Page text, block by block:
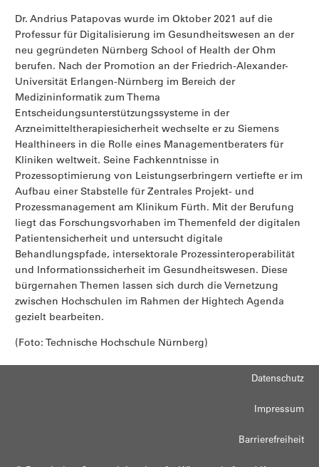
Dr. Andrius Patapovas wurde im Oktober 2021 auf die
Professur für Digitalisierung im Gesundheitswesen an der
neu gegründeten Nürnberg School of Health der Ohm
berufen. Nach der Promotion an der Friedrich-Alexander-
Universität Erlangen-Nürnberg im Bereich der
Medizininformatik zum Thema
Entscheidungsunterstützungssysteme in der
Arzneimitteltherapiesicherheit wechselte er zu Siemens
Healthineers in die Rolle eines Managementberaters für
Kliniken weltweit. Seine Fachkenntnisse in
Prozessoptimierung von Leistungserbringern vertiefte er im
Aufbau einer Stabstelle für Zentrales Projekt- und
Prozessmanagement am Klinikum Fürth. Mit der Berufung
liegt das Forschungsvorhaben im Themenfeld der digitalen
Patientensicherheit und untersucht digitale
Behandlungspfade, intersektorale Prozessinteroperabilität
und Informationssicherheit im Gesundheitswesen. Diese
bürgernahen Themen lassen sich durch die Vernetzung
zwischen Hochschulen im Rahmen der Hightech Agenda
gezielt bearbeiten.
(Foto: Technische Hochschule Nürnberg)
Datenschutz
Impressum
Barrierefreiheit